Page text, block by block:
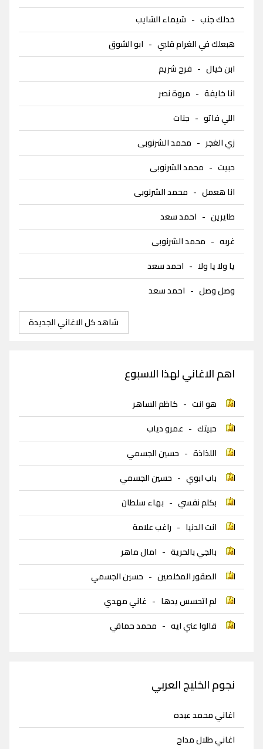
خدلك جنب - شيماء الشايب
هبعلك في الغرام قلبي - ابو الشوق
ابن خيال - فرح شريم
انا خايفة - مروة نصر
اللي فاتو - جنات
زي الغجر - محمد الشرنوبى
حبيت - محمد الشرنوبى
انا هعمل - محمد الشرنوبى
طايرين - احمد سعد
غربه - محمد الشرنوبى
يا ولا يا ولا - احمد سعد
وصل وصل - احمد سعد
شاهد كل الاغاني الجديدة
اهم الاغاني لهذا الاسبوع
هو انت - كاظم الساهر
حبيتك - عمرو دياب
اللذاذة - حسين الجسمي
باب ابوي - حسين الجسمي
بكلم نفسي - بهاء سلطان
انت الدنيا - راغب علامة
بالجي بالحرية - امال ماهر
الصقور المخلصين - حسين الجسمي
لم اتحسس يدها - غاني مهدي
قالوا عني ايه - محمد حماقي
نجوم الخليج العربي
اغاني محمد عبده
اغاني طلال مداح